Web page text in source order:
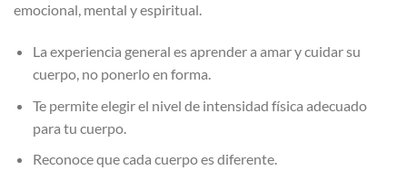
emocional, mental y espiritual.
La experiencia general es aprender a amar y cuidar su
cuerpo, no ponerlo en forma.
Te permite elegir el nivel de intensidad física adecuado
para tu cuerpo.
Reconoce que cada cuerpo es diferente.